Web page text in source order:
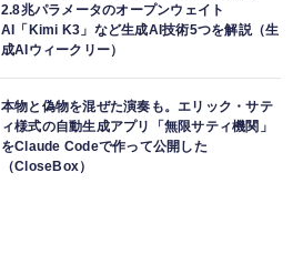
2.8兆パラメータのオープンウェイト
AI「Kimi K3」など生成AI技術5つを解説（生
成AIウィークリー）
本物と偽物を混ぜた演奏も。エリック・サテ
ィ様式の自動生成アプリ「無限サティ機関」
をClaude Codeで作って公開した
（CloseBox）